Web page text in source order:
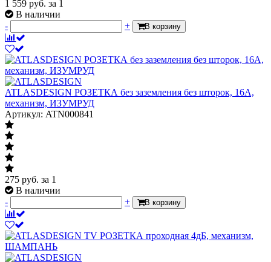
1 559 руб. за 1
В наличии
-
+ В корзину
ATLASDESIGN РОЗЕТКА без заземления без шторок, 16А,
механизм, ИЗУМРУД
Артикул: ATN000841
275 руб. за 1
В наличии
-
+ В корзину